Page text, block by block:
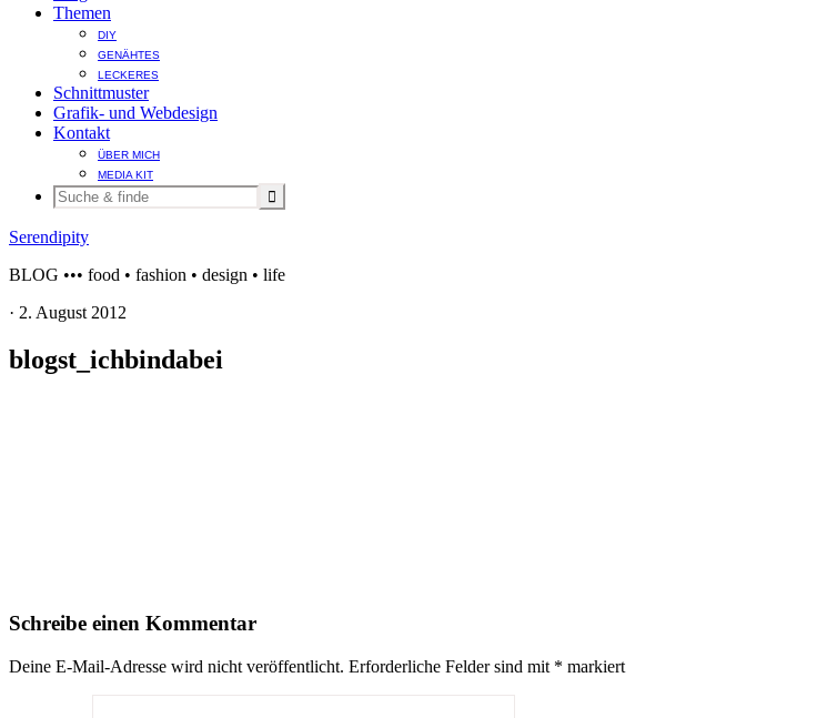
Themen
DIY
GENÄHTES
LECKERES
Schnittmuster
Grafik- und Webdesign
Kontakt
ÜBER MICH
MEDIA KIT
Serendipity
BLOG ••• food • fashion • design • life
· 2. August 2012
blogst_ichbindabei
Schreibe einen Kommentar
Deine E-Mail-Adresse wird nicht veröffentlicht. Erforderliche Felder sind mit * markiert